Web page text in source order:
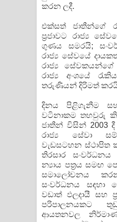
පෙම්වන්තියේ
Manobhawa
ගීතයේ පද පෙළ
Akahe Indala
ඉඳලා ගීතයේ පද
Raawaya
පද පෙළ
Saddeta
දෙන්න ගීතයේ පද
කරන ලදී.
එක්සත් ජාතීන්ගේ
ප්‍රජාවට රාජ්‍ය
ගුණය සමරයි;
රාජ්‍ය සේවයේ
රාජ්‍ය සේවකයන්ගේ
රාජ්‍ය අංශයේ
තරුණියන් දිරිමත්
දිනය පිළිගැනීම
වටිනාකම තහවුරු
ජාතීන් විසින් 2003
රාජ්‍ය සේවා
වැඩසටහන ස්ථාපිත
තිරසාර සංවර්ධනය
න්‍යාය පත්‍රය සමඟ
සමාලෝචනය
සංවර්ධනය සඳහා
වඩාත් ඵලදායී සහ
පරිපාලනයකට
ආයතනවල